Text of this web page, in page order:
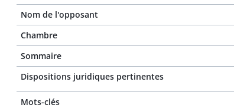
Nom de l'opposant
Chambre
Sommaire
Dispositions juridiques pertinentes
Mots-clés